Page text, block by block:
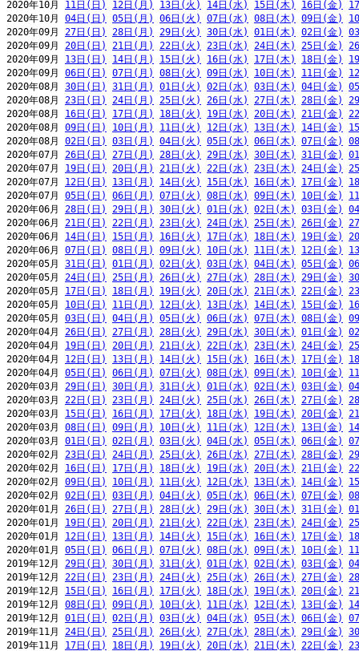
2020年10月 11日(日) 12日(月) 13日(火) 14日(水) 15日(木) 16日(金)
2020年10月 04日(日) 05日(月) 06日(火) 07日(水) 08日(木) 09日(金)
2020年09月 27日(日) 28日(月) 29日(火) 30日(水) 01日(木) 02日(金)
2020年09月 20日(日) 21日(月) 22日(火) 23日(水) 24日(木) 25日(金)
2020年09月 13日(日) 14日(月) 15日(火) 16日(水) 17日(木) 18日(金)
2020年09月 06日(日) 07日(月) 08日(火) 09日(水) 10日(木) 11日(金)
2020年08月 30日(日) 31日(月) 01日(火) 02日(水) 03日(木) 04日(金)
2020年08月 23日(日) 24日(月) 25日(火) 26日(水) 27日(木) 28日(金)
2020年08月 16日(日) 17日(月) 18日(火) 19日(水) 20日(木) 21日(金)
2020年08月 09日(日) 10日(月) 11日(火) 12日(水) 13日(木) 14日(金)
2020年08月 02日(日) 03日(月) 04日(火) 05日(水) 06日(木) 07日(金)
2020年07月 26日(日) 27日(月) 28日(火) 29日(水) 30日(木) 31日(金)
2020年07月 19日(日) 20日(月) 21日(火) 22日(水) 23日(木) 24日(金)
2020年07月 12日(日) 13日(月) 14日(火) 15日(水) 16日(木) 17日(金)
2020年07月 05日(日) 06日(月) 07日(火) 08日(水) 09日(木) 10日(金)
2020年06月 28日(日) 29日(月) 30日(火) 01日(水) 02日(木) 03日(金)
2020年06月 21日(日) 22日(月) 23日(火) 24日(水) 25日(木) 26日(金)
2020年06月 14日(日) 15日(月) 16日(火) 17日(水) 18日(木) 19日(金)
2020年06月 07日(日) 08日(月) 09日(火) 10日(水) 11日(木) 12日(金)
2020年05月 31日(日) 01日(月) 02日(火) 03日(水) 04日(木) 05日(金)
2020年05月 24日(日) 25日(月) 26日(火) 27日(水) 28日(木) 29日(金)
2020年05月 17日(日) 18日(月) 19日(火) 20日(水) 21日(木) 22日(金)
2020年05月 10日(日) 11日(月) 12日(火) 13日(水) 14日(木) 15日(金)
2020年05月 03日(日) 04日(月) 05日(火) 06日(水) 07日(木) 08日(金)
2020年04月 26日(日) 27日(月) 28日(火) 29日(水) 30日(木) 01日(金)
2020年04月 19日(日) 20日(月) 21日(火) 22日(水) 23日(木) 24日(金)
2020年04月 12日(日) 13日(月) 14日(火) 15日(水) 16日(木) 17日(金)
2020年04月 05日(日) 06日(月) 07日(火) 08日(水) 09日(木) 10日(金)
2020年03月 29日(日) 30日(月) 31日(火) 01日(水) 02日(木) 03日(金)
2020年03月 22日(日) 23日(月) 24日(火) 25日(水) 26日(木) 27日(金)
2020年03月 15日(日) 16日(月) 17日(火) 18日(水) 19日(木) 20日(金)
2020年03月 08日(日) 09日(月) 10日(火) 11日(水) 12日(木) 13日(金)
2020年03月 01日(日) 02日(月) 03日(火) 04日(水) 05日(木) 06日(金)
2020年02月 23日(日) 24日(月) 25日(火) 26日(水) 27日(木) 28日(金)
2020年02月 16日(日) 17日(月) 18日(火) 19日(水) 20日(木) 21日(金)
2020年02月 09日(日) 10日(月) 11日(火) 12日(水) 13日(木) 14日(金)
2020年02月 02日(日) 03日(月) 04日(火) 05日(水) 06日(木) 07日(金)
2020年01月 26日(日) 27日(月) 28日(火) 29日(水) 30日(木) 31日(金)
2020年01月 19日(日) 20日(月) 21日(火) 22日(水) 23日(木) 24日(金)
2020年01月 12日(日) 13日(月) 14日(火) 15日(水) 16日(木) 17日(金)
2020年01月 05日(日) 06日(月) 07日(火) 08日(水) 09日(木) 10日(金)
2019年12月 29日(日) 30日(月) 31日(火) 01日(水) 02日(木) 03日(金)
2019年12月 22日(日) 23日(月) 24日(火) 25日(水) 26日(木) 27日(金)
2019年12月 15日(日) 16日(月) 17日(火) 18日(水) 19日(木) 20日(金)
2019年12月 08日(日) 09日(月) 10日(火) 11日(水) 12日(木) 13日(金)
2019年12月 01日(日) 02日(月) 03日(火) 04日(水) 05日(木) 06日(金)
2019年11月 24日(日) 25日(月) 26日(火) 27日(水) 28日(木) 29日(金)
2019年11月 17日(日) 18日(月) 19日(火) 20日(水) 21日(木) 22日(金)